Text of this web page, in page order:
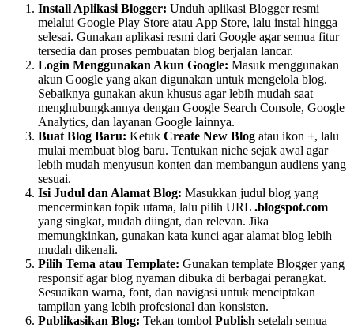
Install Aplikasi Blogger: Unduh aplikasi Blogger resmi
melalui Google Play Store atau App Store, lalu instal hingga
selesai. Gunakan aplikasi resmi dari Google agar semua fitur
tersedia dan proses pembuatan blog berjalan lancar.
Login Menggunakan Akun Google: Masuk menggunakan
akun Google yang akan digunakan untuk mengelola blog.
Sebaiknya gunakan akun khusus agar lebih mudah saat
menghubungkannya dengan Google Search Console, Google
Analytics, dan layanan Google lainnya.
Buat Blog Baru: Ketuk Create New Blog atau ikon +, lalu
mulai membuat blog baru. Tentukan niche sejak awal agar
lebih mudah menyusun konten dan membangun audiens yang
sesuai.
Isi Judul dan Alamat Blog: Masukkan judul blog yang
mencerminkan topik utama, lalu pilih URL .blogspot.com
yang singkat, mudah diingat, dan relevan. Jika
memungkinkan, gunakan kata kunci agar alamat blog lebih
mudah dikenali.
Pilih Tema atau Template: Gunakan template Blogger yang
responsif agar blog nyaman dibuka di berbagai perangkat.
Sesuaikan warna, font, dan navigasi untuk menciptakan
tampilan yang lebih profesional dan konsisten.
Publikasikan Blog: Tekan tombol Publish setelah semua